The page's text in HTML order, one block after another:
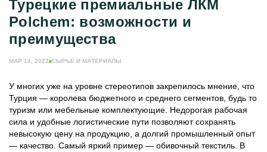
Турецкие премиальные ЛКМ
Polchem: возможности и
преимущества
МАР 14, 2022 СЫРЬЕ И МАТЕРИАЛЫ
У многих уже на уровне стереотипов закрепилось мнение, что
Турция — королева бюджетного и среднего сегментов, будь то
туризм или мебельные комплектующие. Недорогая рабочая
сила и удобные логистические пути позволяют сохранять
невысокую цену на продукцию, а долгий промышленный опыт
— качество. Самый яркий пример — обивочный текстиль. В